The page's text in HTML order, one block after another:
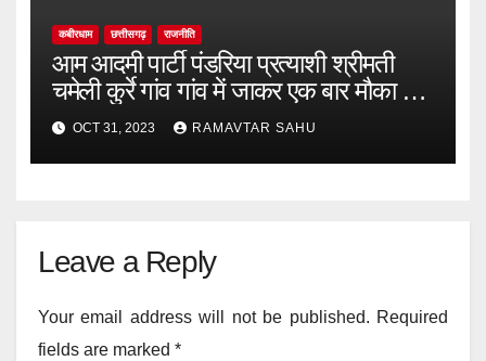
कबीरधाम छत्तीसगढ़ राजनीति
आम आदमी पार्टी पंडरिया प्रत्याशी श्रीमती
चमेली कुर्रे गांव गांव में जाकर एक बार मौका देने
का अपील।
OCT 31, 2023 RAMAVTAR SAHU
Leave a Reply
Your email address will not be published. Required
fields are marked *